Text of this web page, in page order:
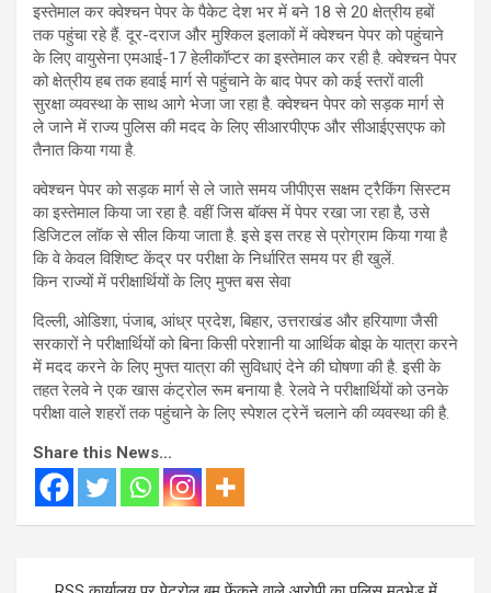
इस्तेमाल कर क्वेश्चन पेपर के पैकेट देश भर में बने 18 से 20 क्षेत्रीय हबों
तक पहुंचा रहे हैं. दूर-दराज और मुश्किल इलाकों में क्वेश्चन पेपर को पहुंचाने
के लिए वायुसेना एमआई-17 हेलीकॉप्टर का इस्तेमाल कर रही है. क्वेश्चन पेपर
को क्षेत्रीय हब तक हवाई मार्ग से पहुंचाने के बाद पेपर को कई स्तरों वाली
सुरक्षा व्यवस्था के साथ आगे भेजा जा रहा है. क्वेश्चन पेपर को सड़क मार्ग से
ले जाने में राज्य पुलिस की मदद के लिए सीआरपीएफ और सीआईएसएफ को
तैनात किया गया है.
क्वेश्चन पेपर को सड़क मार्ग से ले जाते समय जीपीएस सक्षम ट्रैकिंग सिस्टम
का इस्तेमाल किया जा रहा है. वहीं जिस बॉक्स में पेपर रखा जा रहा है, उसे
डिजिटल लॉक से सील किया जाता है. इसे इस तरह से प्रोग्राम किया गया है
कि वे केवल विशिष्ट केंद्र पर परीक्षा के निर्धारित समय पर ही खुलें.
किन राज्यों में परीक्षार्थियों के लिए मुफ्त बस सेवा
दिल्ली, ओडिशा, पंजाब, आंध्र प्रदेश, बिहार, उत्तराखंड और हरियाणा जैसी
सरकारों ने परीक्षार्थियों को बिना किसी परेशानी या आर्थिक बोझ के यात्रा करने
में मदद करने के लिए मुफ्त यात्रा की सुविधाएं देने की घोषणा की है. इसी के
तहत रेलवे ने एक खास कंट्रोल रूम बनाया है. रेलवे ने परीक्षार्थियों को उनके
परीक्षा वाले शहरों तक पहुंचाने के लिए स्पेशल ट्रेनें चलाने की व्यवस्था की है.
Share this News...